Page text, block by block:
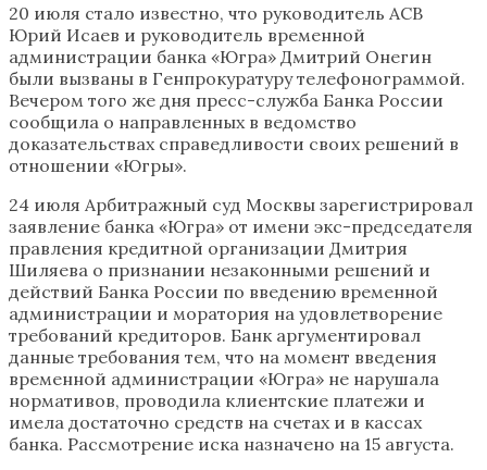
20 июля стало известно, что руководитель АСВ
Юрий Исаев и руководитель временной
администрации банка «Югра» Дмитрий Онегин
были вызваны в Генпрокуратуру телефонограммой.
Вечером того же дня пресс-служба Банка России
сообщила о направленных в ведомство
доказательствах справедливости своих решений в
отношении «Югры».
24 июля Арбитражный суд Москвы зарегистрировал
заявление банка «Югра» от имени экс-председателя
правления кредитной организации Дмитрия
Шиляева о признании незаконными решений и
действий Банка России по введению временной
администрации и моратория на удовлетворение
требований кредиторов. Банк аргументировал
данные требования тем, что на момент введения
временной администрации «Югра» не нарушала
нормативов, проводила клиентские платежи и
имела достаточно средств на счетах и в кассах
банка. Рассмотрение иска назначено на 15 августа.